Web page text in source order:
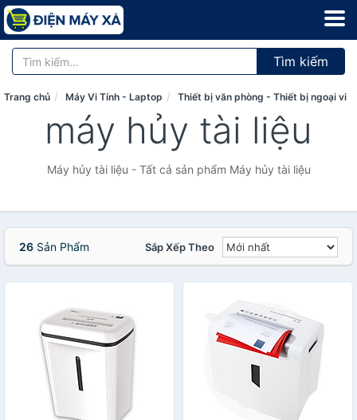
Tìm kiếm
Trang chủ Máy Vi Tính - Laptop Thiết bị văn phòng - Thiết bị ngoại vi
máy hủy tài liệu
Máy hủy tài liệu - Tất cả sản phẩm Máy hủy tài liệu
26 Sản Phẩm Sắp Xếp Theo